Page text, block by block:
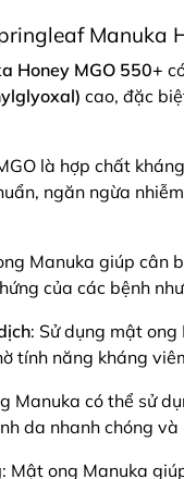
Manuka
Honey MGO 550+
cao, đặc
là hợp chất
ngăn ngừa
Manuka giúp cân
của các bệnh
: Sử dụng mật
tính năng kháng
Manuka có thể sử
da nhanh chóng
: Mật ong Manuka